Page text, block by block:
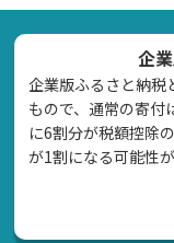
企
企業版ふるさと納税
もので、通常の寄付
に6割分が税額控除
が1割になる可能性